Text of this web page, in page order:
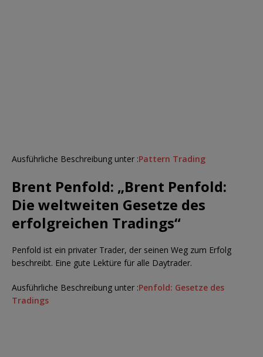
Ausführliche Beschreibung unter :Pattern Trading
Brent Penfold: „Brent Penfold:
Die weltweiten Gesetze des
erfolgreichen Tradings“
Penfold ist ein privater Trader, der seinen Weg zum Erfolg
beschreibt. Eine gute Lektüre für alle Daytrader.
Ausführliche Beschreibung unter :Penfold: Gesetze des
Tradings